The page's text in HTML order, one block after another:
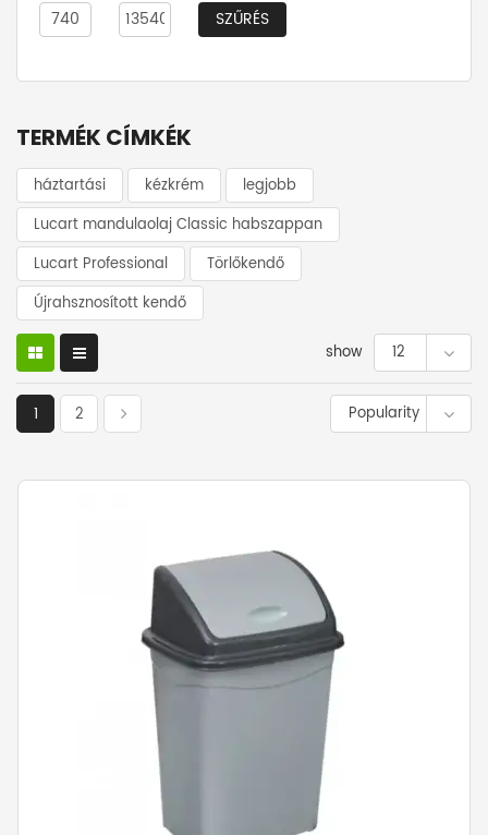
SZŰRÉS
TERMÉK CÍMKÉK
háztartási kézkrém
legjobb
Lucart mandulaolaj Classic habszappan
Lucart Professional
Törlőkendő
Újrahsznosított kendő
show 12
Popularity
1 2